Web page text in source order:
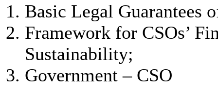
Basic Legal Guarantees
Framework for CSOs’
Sustainability;
Government – CSO